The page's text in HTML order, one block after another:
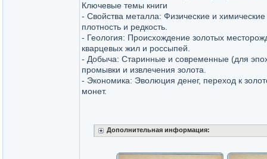
Ключевые темы книги
- Свойства металла: Физические и химические
плотность и редкость.
- Геология: Происхождение золотых
кварцевых жил и россыпей.
- Добыча: Старинные и современные (для
промывки и извлечения золота.
- Экономика: Эволюция денег, переход к
монет.
Дополнительная информация: